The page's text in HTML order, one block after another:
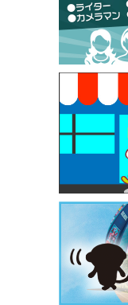
[有効期限]2026
焼き餃子
早稲田店）
[有効期限]2026年